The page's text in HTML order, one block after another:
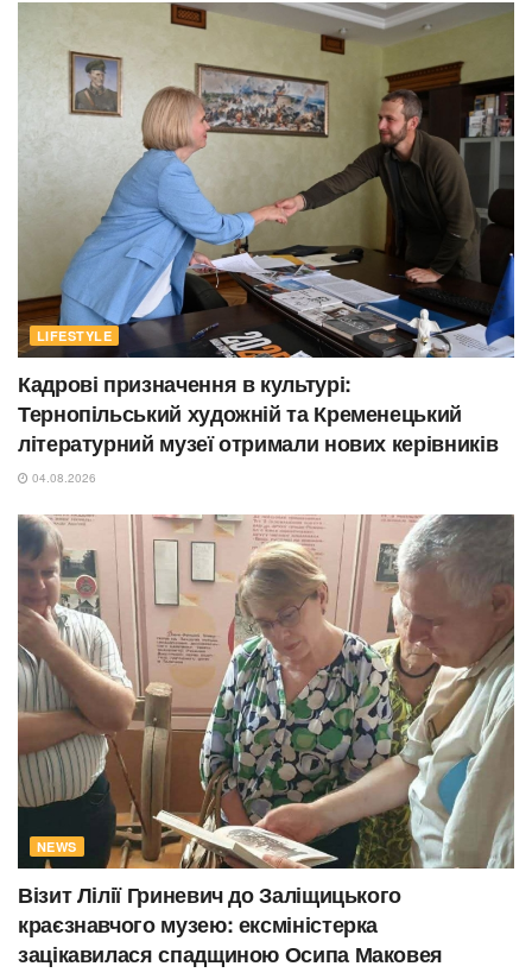
LIFESTYLE
Кадрові призначення в культурі:
Тернопільський художній та Кременецький
літературний музеї отримали нових керівників
04.08.2026
NEWS
Візит Лілії Гриневич до Заліщицького
краєзнавчого музею: ексміністерка
зацікавилася спадщиною Осипа Маковея